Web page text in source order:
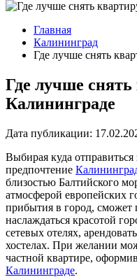
Главная
Калининград
Где лучше снять
Где лучше снять
Калининграде
Дата публикации:
Выбирая куда
предпочтение
близостью Балтийского
атмосферой европейских
прибытия в город, сможет
наслаждаться красотой
сетевых отелях,
хостелах. При желании
частной квартире,
Калининграде.